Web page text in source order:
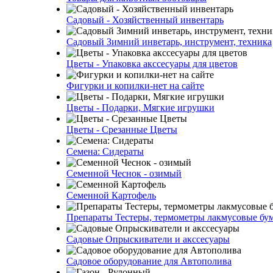
Садовый - Хозяйственный инвентарь
Садовый Зимний инветарь, инструмент, техника
Цветы - Упаковка акссесуары для цветов
Фигурки и копилки-нет на сайте
Цветы - Подарки, Мягкие игрушки
Цветы - Срезанные Цветы
Семена: Сидераты
Семенной Чеснок - озимый
Семенной Картофель
Препараты Тестеры, термометры лакмусовые
Садовые Опрыскиватели и акссесуары
Садовое оборудование для Автополива